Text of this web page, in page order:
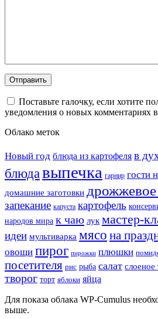
Поставьте галочку, если хотите
уведомления о новых комментариях
Облако меток
Новый год блюда из картофеля в
блюдавыпечка гарнир гости
домашние заготовки дрожжевое
запекание капуста картофель
народов мира к чаю лук мастер-
идеи мультиварка мясо на
овощи пирог пирожки плюшки
посетителя рис рыба салат слоеное
творог торт яблоки яйца
Для показа облака WP-Cumulus
выше.